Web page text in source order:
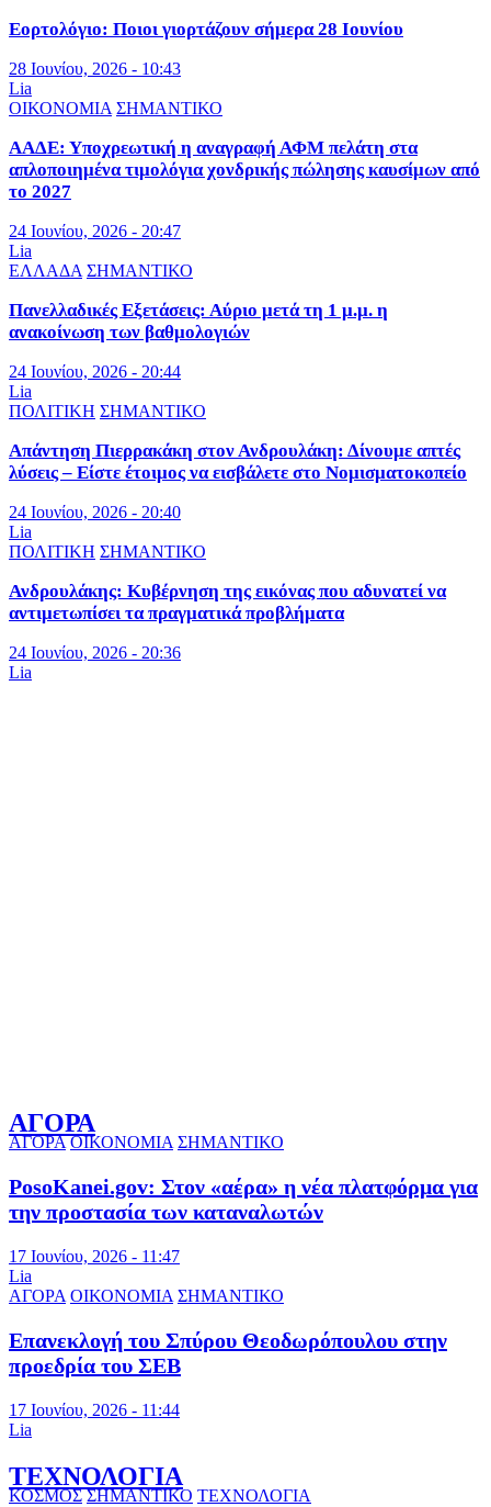
Εορτολόγιο: Ποιοι γιορτάζουν σήμερα 28 Ιουνίου
28 Ιουνίου, 2026 - 10:43
Lia
ΟΙΚΟΝΟΜΙΑ ΣΗΜΑΝΤΙΚΟ
ΑΑΔΕ: Υποχρεωτική η αναγραφή ΑΦΜ πελάτη στα
απλοποιημένα τιμολόγια χονδρικής πώλησης καυσίμων από
το 2027
24 Ιουνίου, 2026 - 20:47
Lia
ΕΛΛΑΔΑ ΣΗΜΑΝΤΙΚΟ
Πανελλαδικές Εξετάσεις: Αύριο μετά τη 1 μ.μ. η
ανακοίνωση των βαθμολογιών
24 Ιουνίου, 2026 - 20:44
Lia
ΠΟΛΙΤΙΚΗ ΣΗΜΑΝΤΙΚΟ
Απάντηση Πιερρακάκη στον Ανδρουλάκη: Δίνουμε απτές
λύσεις – Είστε έτοιμος να εισβάλετε στο Νομισματοκοπείο
24 Ιουνίου, 2026 - 20:40
Lia
ΠΟΛΙΤΙΚΗ ΣΗΜΑΝΤΙΚΟ
Ανδρουλάκης: Κυβέρνηση της εικόνας που αδυνατεί να
αντιμετωπίσει τα πραγματικά προβλήματα
24 Ιουνίου, 2026 - 20:36
Lia
ΑΓΟΡΑ
ΑΓΟΡΑ ΟΙΚΟΝΟΜΙΑ ΣΗΜΑΝΤΙΚΟ
PosoKanei.gov: Στον «αέρα» η νέα πλατφόρμα για
την προστασία των καταναλωτών
17 Ιουνίου, 2026 - 11:47
Lia
ΑΓΟΡΑ ΟΙΚΟΝΟΜΙΑ ΣΗΜΑΝΤΙΚΟ
Επανεκλογή του Σπύρου Θεοδωρόπουλου στην
προεδρία του ΣΕΒ
17 Ιουνίου, 2026 - 11:44
Lia
ΤΕΧΝΟΛΟΓΙΑ
ΚΟΣΜΟΣ ΣΗΜΑΝΤΙΚΟ ΤΕΧΝΟΛΟΓΙΑ